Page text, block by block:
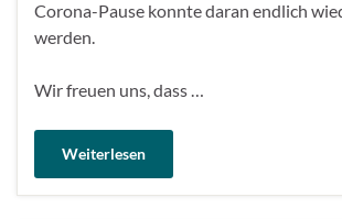
Corona-Pause konnte daran endlich
werden.
Wir freuen uns, dass …
Weiterlesen